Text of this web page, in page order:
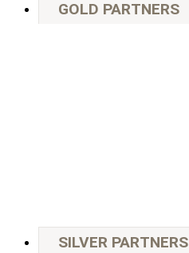
GOLD PARTNERS
SILVER PARTNERS